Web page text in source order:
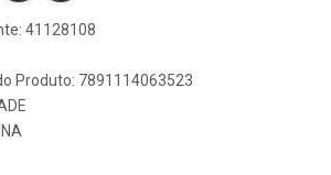
41128108
Produto: 7891114063523